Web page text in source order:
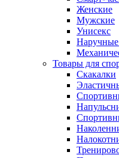
Женские
Мужские
Унисекс
Наручные
Товары для
Скакалки